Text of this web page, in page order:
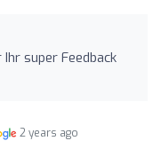
super Feedback
2 years ago